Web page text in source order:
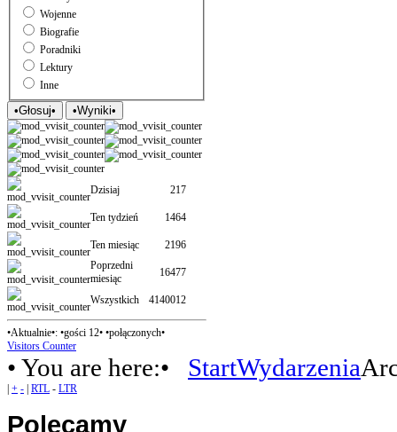
Wojenne
Biografie
Poradniki
Lektury
Inne
Dzisiaj 217
Ten tydzień 1464
Ten miesiąc
2196
Poprzedni
miesiąc
16477
Wszystkich 4140012
•Aktualnie•: •gości 12• •połączonych•
Visitors Counter
• You are here:• StartWydarzenia
| + - | RTL - LTR
Polecamy